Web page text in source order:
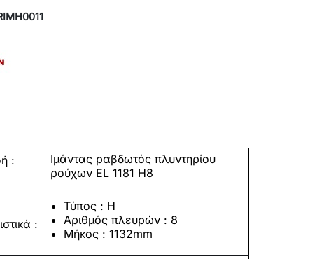
:
Ιμάντας ραβδωτός πλυντηρίου
ρούχων EL 1181 H8
:
Τύπος : H
Αριθμός πλευρών : 8
Μήκος : 1132mm